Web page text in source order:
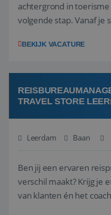
achtergrond in
volgende stap. Vanaf je
wensen van je team, je
klanten te overtuigen
boeken! ...
BEKIJK VACATURE
TRAVEL STORE
Leerdam Baan
Ben jij een ervaren
verschil maakt? Krijg je
van klanten én het